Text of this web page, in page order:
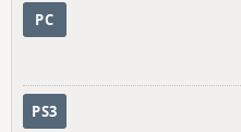
PC
PS3